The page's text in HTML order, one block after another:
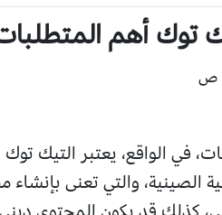
توك أهم
الواقع، يعتبر التيك
الصينية، والتي تعنى